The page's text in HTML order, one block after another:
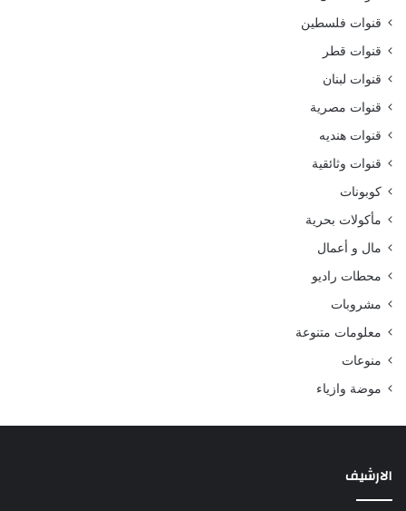
قنوات فلسطين
قنوات قطر
قنوات لبنان
قنوات مصرية
قنوات هنديه
قنوات وثائقية
كوبونات
مأكولات بحرية
مال و أعمال
محطات راديو
مشروبات
معلومات متنوعة
منوعات
موضة وازياء
الارشيف